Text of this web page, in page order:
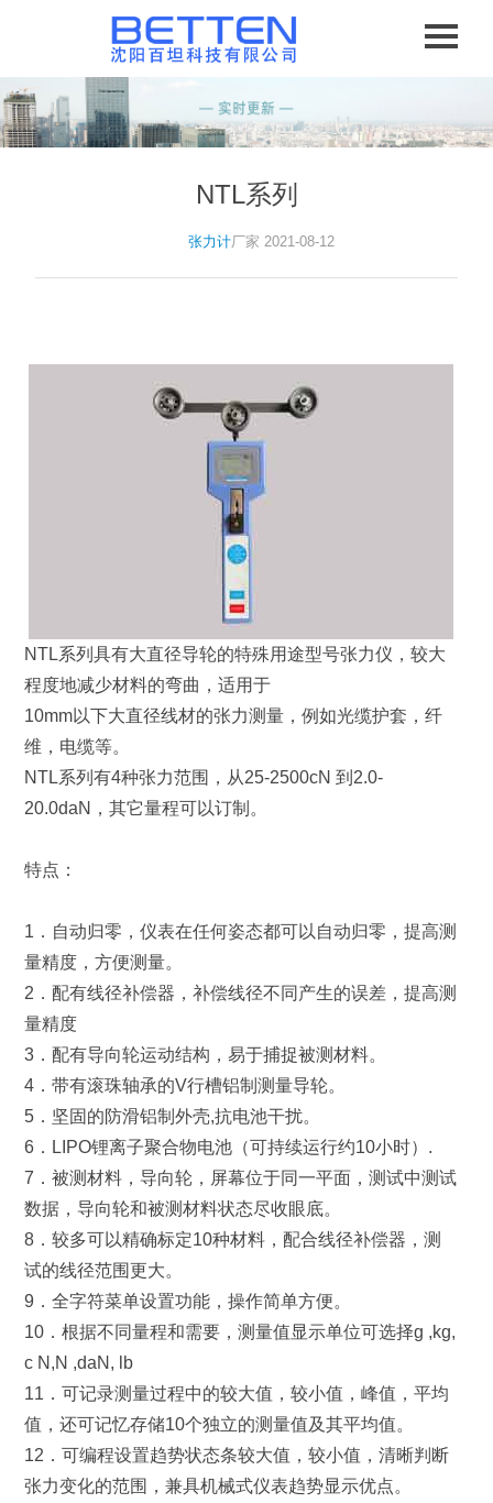
NTL系列
张力计厂家 2021-08-12
NTL系列具有大直径导轮的特殊用途型号张力仪，较大
程度地减少材料的弯曲，适用于
10mm以下大直径线材的张力测量，例如光缆护套，纤
维，电缆等。
NTL系列有4种张力范围，从25-2500cN 到2.0-
20.0daN，其它量程可以订制。
特点：
1．自动归零，仪表在任何姿态都可以自动归零，提高测
量精度，方便测量。
2．配有线径补偿器，补偿线径不同产生的误差，提高测
量精度
3．配有导向轮运动结构，易于捕捉被测材料。
4．带有滚珠轴承的V行槽铝制测量导轮。
5．坚固的防滑铝制外壳,抗电池干扰。
6．LIPO锂离子聚合物电池（可持续运行约10小时）.
7．被测材料，导向轮，屏幕位于同一平面，测试中测试
数据，导向轮和被测材料状态尽收眼底。
8．较多可以精确标定10种材料，配合线径补偿器，测
试的线径范围更大。
9．全字符菜单设置功能，操作简单方便。
10．根据不同量程和需要，测量值显示单位可选择g ,kg,
c N,N ,daN, lb
11．可记录测量过程中的较大值，较小值，峰值，平均
值，还可记忆存储10个独立的测量值及其平均值。
12．可编程设置趋势状态条较大值，较小值，清晰判断
张力变化的范围，兼具机械式仪表趋势显示优点。